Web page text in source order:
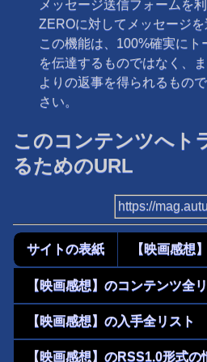
メッセージ送信フォームを
ZEROに対してメッセージを
この機能は、100%確実に
を伝達するものではなく、
よりの返事を得られるもの
さい。
このコンテンツへト
るためのURL
https://
サイトの表紙 【映画感想
【映画感想】のコンテンツ全
【映画感想】の入手全リスト
【映画感想】のRSS1.0形式の